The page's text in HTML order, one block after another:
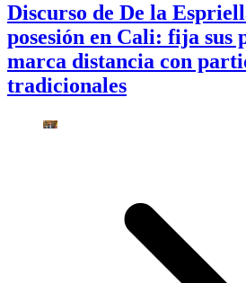
Discurso de De la
posesión en Cali: fija sus
marca distancia con
tradicionales